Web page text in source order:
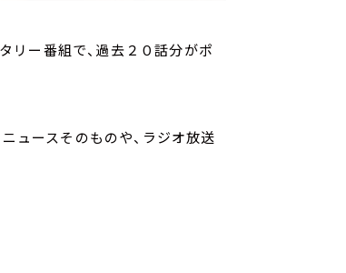
リー番組で、過去２０話分がポ
ュースそのものや、ラジオ放送